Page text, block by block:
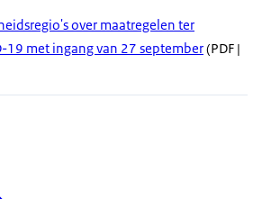
over maatregelen ter
19 met ingang van 27 september(PDF |